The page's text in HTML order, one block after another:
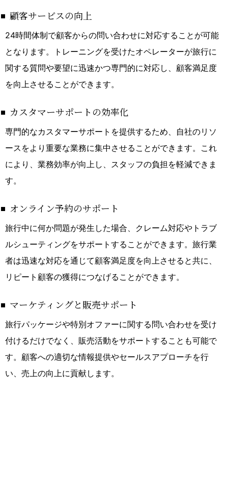
顧客サービスの向上
24時間体制で顧客からの問い合わせに対応することが可能
となります。トレーニングを受けたオペレーターが旅行に
関する質問や要望に迅速かつ専門的に対応し、顧客満足度
を向上させることができます。
カスタマーサポートの効率化
専門的なカスタマーサポートを提供するため、自社のリソ
ースをより重要な業務に集中させることができます。これ
により、業務効率が向上し、スタッフの負担を軽減できま
す。
オンライン予約のサポート
旅行中に何か問題が発生した場合、クレーム対応やトラブ
ルシューティングをサポートすることができます。旅行業
者は迅速な対応を通じて顧客満足度を向上させると共に、
リピート顧客の獲得につなげることができます。
マーケティングと販売サポート
旅行パッケージや特別オファーに関する問い合わせを受け
付けるだけでなく、販売活動をサポートすることも可能で
す。顧客への適切な情報提供やセールスアプローチを行
い、売上の向上に貢献します。